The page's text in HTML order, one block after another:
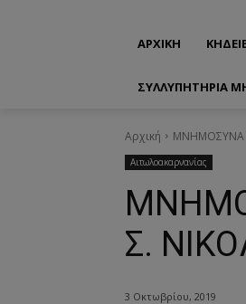
ΑΡΧΙΚΗ
ΣΥΛΛΥΠΗΤΗΡΙΑ
Αρχική ΜΝΗΜΟΣΥΝΑ
Αιτωλοακαρνανίας
Σ.
3 Οκτωβρίου, 2019